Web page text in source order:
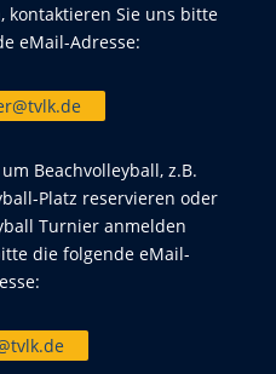
kontaktieren Sie uns bitte
eMail-Adresse:
Beachvolleyball, z.B.
Platz reservieren oder
Turnier anmelden
die folgende eMail-